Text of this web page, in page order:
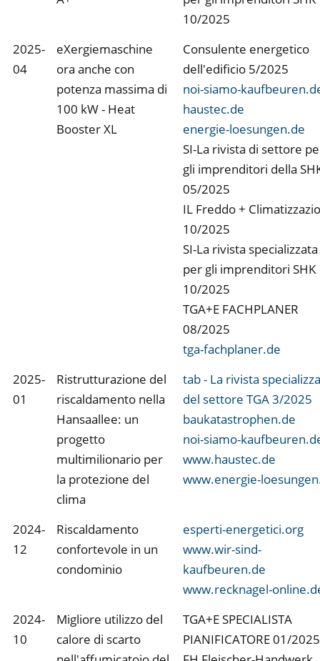
10/2025
2025-
04
eXergiemaschine
ora anche con
potenza massima di
100 kW - Heat
Booster XL
Consulente energetico
dell'edificio 5/2025
noi-siamo-
haustec.de
energie-loesungen.de
SI-La rivista di settore
gli imprenditori della
05/2025
IL Freddo +
10/2025
SI-La rivista specializzata
per gli imprenditori SHK
10/2025
TGA+E FACHPLANER
08/2025
tga-fachplaner.de
2025-
01
Ristrutturazione del
riscaldamento nella
Hansaallee: un
progetto
multimilionario per
la protezione del
clima
tab - La rivista
del settore TGA 3/2025
baukatastrophen.de
noi-siamo-
www.haustec.de
www.energie-
2024-
12
Riscaldamento
confortevole in un
condominio
esperti-energetici.org
www.wir-sind-
kaufbeuren.de
www.recknagel-
2024-
10
Migliore utilizzo del
calore di scarto
TGA+E SPECIALISTA
PIANIFICATORE 01/2025